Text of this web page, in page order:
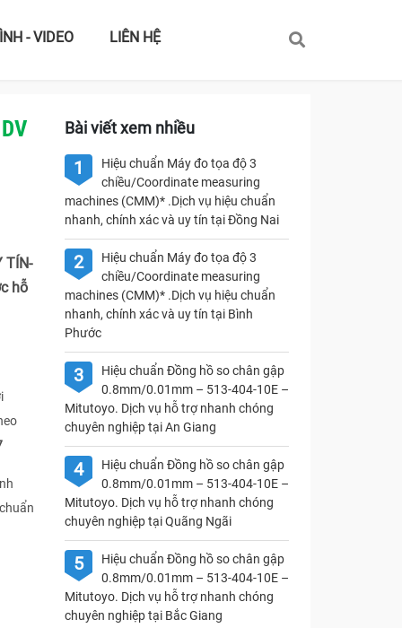
- VIDEO LIÊN HỆ
TÍN-
hỗ
Bài viết xem nhiều
1
Hiệu chuẩn Máy đo tọa độ 3
chiều/Coordinate measuring
machines (CMM)* .Dịch vụ hiệu chuẩn
nhanh, chính xác và uy tín tại Đồng Nai
2
Hiệu chuẩn Máy đo tọa độ 3
chiều/Coordinate measuring
machines (CMM)* .Dịch vụ hiệu chuẩn
nhanh, chính xác và uy tín tại Bình
Phước
3
Hiệu chuẩn Đồng hồ so chân gập
0.8mm/0.01mm – 513-404-10E –
Mitutoyo. Dịch vụ hỗ trợ nhanh chóng
chuyên nghiệp tại An Giang
4
Hiệu chuẩn Đồng hồ so chân gập
0.8mm/0.01mm – 513-404-10E –
Mitutoyo. Dịch vụ hỗ trợ nhanh chóng
chuyên nghiệp tại Quãng Ngãi
5
Hiệu chuẩn Đồng hồ so chân gập
0.8mm/0.01mm – 513-404-10E –
Mitutoyo. Dịch vụ hỗ trợ nhanh chóng
chuyên nghiệp tại Bắc Giang